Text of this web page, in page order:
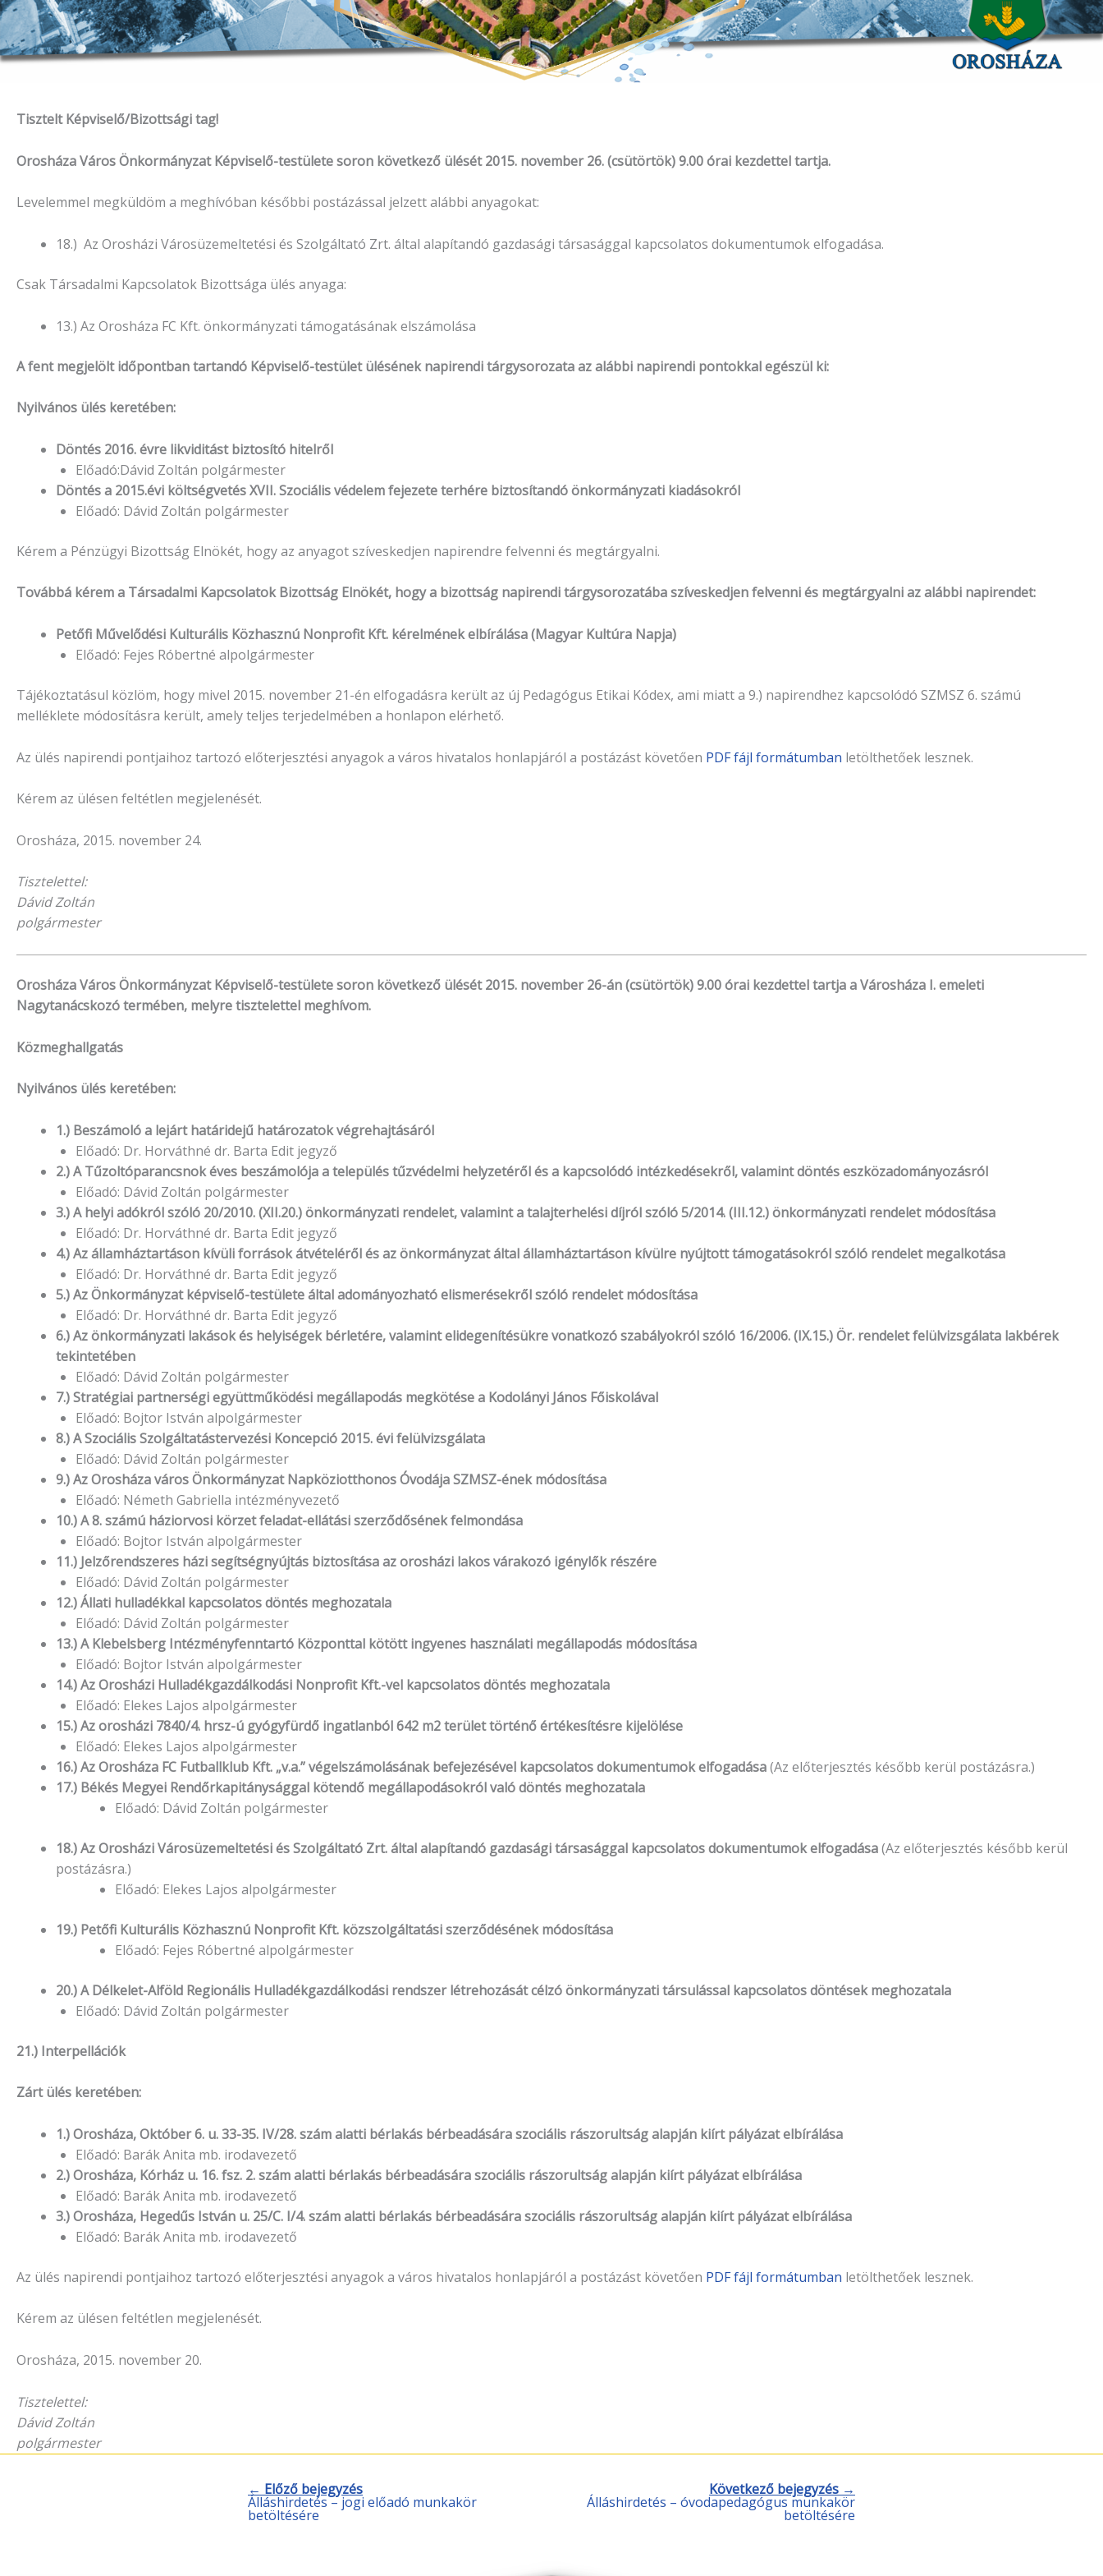
Tisztelt Képviselő/Bizottsági tag!
Orosháza Város Önkormányzat Képviselő-testülete soron következő ülését 2015. november 26. (csütörtök) 9.00 órai kezdettel tartja.
Levelemmel megküldöm a meghívóban későbbi postázással jelzett alábbi anyagokat:
18.) Az Orosházi Városüzemeltetési és Szolgáltató Zrt. által alapítandó gazdasági társasággal kapcsolatos dokumentumok elfogadása.
Csak Társadalmi Kapcsolatok Bizottsága ülés anyaga:
13.) Az Orosháza FC Kft. önkormányzati támogatásának elszámolása
A fent megjelölt időpontban tartandó Képviselő-testület ülésének napirendi tárgysorozata az alábbi napirendi pontokkal egészül ki:
Nyilvános ülés keretében:
Döntés 2016. évre likviditást biztosító hitelről
Előadó:Dávid Zoltán polgármester
Döntés a 2015.évi költségvetés XVII. Szociális védelem fejezete terhére biztosítandó önkormányzati kiadásokról
Előadó: Dávid Zoltán polgármester
Kérem a Pénzügyi Bizottság Elnökét, hogy az anyagot szíveskedjen napirendre felvenni és megtárgyalni.
Továbbá kérem a Társadalmi Kapcsolatok Bizottság Elnökét, hogy a bizottság napirendi tárgysorozatába szíveskedjen felvenni és megtárgyalni az alábbi napirendet:
Petőfi Művelődési Kulturális Közhasznú Nonprofit Kft. kérelmének elbírálása (Magyar Kultúra Napja)
Előadó: Fejes Róbertné alpolgármester
Tájékoztatásul közlöm, hogy mivel 2015. november 21-én elfogadásra került az új Pedagógus Etikai Kódex, ami miatt a 9.) napirendhez kapcsolódó SZMSZ 6. számú
melléklete módosításra került, amely teljes terjedelmében a honlapon elérhető.
Az ülés napirendi pontjaihoz tartozó előterjesztési anyagok a város hivatalos honlapjáról a postázást követően PDF fájl formátumban letölthetőek lesznek.
Kérem az ülésen feltétlen megjelenését.
Orosháza, 2015. november 24.
Tisztelettel:
Dávid Zoltán
polgármester
Orosháza Város Önkormányzat Képviselő-testülete soron következő ülését 2015. november 26-án (csütörtök) 9.00 órai kezdettel tartja a Városháza I. emeleti
Nagytanácskozó termében, melyre tisztelettel meghívom.
Közmeghallgatás
Nyilvános ülés keretében:
1.) Beszámoló a lejárt határidejű határozatok végrehajtásáról
Előadó: Dr. Horváthné dr. Barta Edit jegyző
2.) A Tűzoltóparancsnok éves beszámolója a település tűzvédelmi helyzetéről és a kapcsolódó intézkedésekről, valamint döntés eszközadományozásról
Előadó: Dávid Zoltán polgármester
3.) A helyi adókról szóló 20/2010. (XII.20.) önkormányzati rendelet, valamint a talajterhelési díjról szóló 5/2014. (III.12.) önkormányzati rendelet módosítása
Előadó: Dr. Horváthné dr. Barta Edit jegyző
4.) Az államháztartáson kívüli források átvételéről és az önkormányzat által államháztartáson kívülre nyújtott támogatásokról szóló rendelet megalkotása
Előadó: Dr. Horváthné dr. Barta Edit jegyző
5.) Az Önkormányzat képviselő-testülete által adományozható elismerésekről szóló rendelet módosítása
Előadó: Dr. Horváthné dr. Barta Edit jegyző
6.) Az önkormányzati lakások és helyiségek bérletére, valamint elidegenítésükre vonatkozó szabályokról szóló 16/2006. (IX.15.) Ör. rendelet felülvizsgálata lakbérek
tekintetében
Előadó: Dávid Zoltán polgármester
7.) Stratégiai partnerségi együttműködési megállapodás megkötése a Kodolányi János Főiskolával
Előadó: Bojtor István alpolgármester
8.) A Szociális Szolgáltatástervezési Koncepció 2015. évi felülvizsgálata
Előadó: Dávid Zoltán polgármester
9.) Az Orosháza város Önkormányzat Napköziotthonos Óvodája SZMSZ-ének módosítása
Előadó: Németh Gabriella intézményvezető
10.) A 8. számú háziorvosi körzet feladat-ellátási szerződősének felmondása
Előadó: Bojtor István alpolgármester
11.) Jelzőrendszeres házi segítségnyújtás biztosítása az orosházi lakos várakozó igénylők részére
Előadó: Dávid Zoltán polgármester
12.) Állati hulladékkal kapcsolatos döntés meghozatala
Előadó: Dávid Zoltán polgármester
13.) A Klebelsberg Intézményfenntartó Központtal kötött ingyenes használati megállapodás módosítása
Előadó: Bojtor István alpolgármester
14.) Az Orosházi Hulladékgazdálkodási Nonprofit Kft.-vel kapcsolatos döntés meghozatala
Előadó: Elekes Lajos alpolgármester
15.) Az orosházi 7840/4. hrsz-ú gyógyfürdő ingatlanból 642 m2 terület történő értékesítésre kijelölése
Előadó: Elekes Lajos alpolgármester
16.) Az Orosháza FC Futballklub Kft. „v.a.” végelszámolásának befejezésével kapcsolatos dokumentumok elfogadása(Az előterjesztés később kerül postázásra.)
17.) Békés Megyei Rendőrkapitánysággal kötendő megállapodásokról való döntés meghozatala
Előadó: Dávid Zoltán polgármester
18.) Az Orosházi Városüzemeltetési és Szolgáltató Zrt. által alapítandó gazdasági társasággal kapcsolatos dokumentumok elfogadása(Az előterjesztés később kerül
postázásra.)
Előadó: Elekes Lajos alpolgármester
19.) Petőfi Kulturális Közhasznú Nonprofit Kft. közszolgáltatási szerződésének módosítása
Előadó: Fejes Róbertné alpolgármester
20.) A Délkelet-Alföld Regionális Hulladékgazdálkodási rendszer létrehozását célzó önkormányzati társulással kapcsolatos döntések meghozatala
Előadó: Dávid Zoltán polgármester
21.) Interpellációk
Zárt ülés keretében:
1.) Orosháza, Október 6. u. 33-35. IV/28. szám alatti bérlakás bérbeadására szociális rászorultság alapján kiírt pályázat elbírálása
Előadó: Barák Anita mb. irodavezető
2.) Orosháza, Kórház u. 16. fsz. 2. szám alatti bérlakás bérbeadására szociális rászorultság alapján kiírt pályázat elbírálása
Előadó: Barák Anita mb. irodavezető
3.) Orosháza, Hegedűs István u. 25/C. I/4. szám alatti bérlakás bérbeadására szociális rászorultság alapján kiírt pályázat elbírálása
Előadó: Barák Anita mb. irodavezető
Az ülés napirendi pontjaihoz tartozó előterjesztési anyagok a város hivatalos honlapjáról a postázást követően PDF fájl formátumban letölthetőek lesznek.
Kérem az ülésen feltétlen megjelenését.
Orosháza, 2015. november 20.
Tisztelettel:
Dávid Zoltán
polgármester
← Előző bejegyzés
Álláshirdetés – jogi előadó munkakör
betöltésére
Következő bejegyzés →
Álláshirdetés – óvodapedagógus munkakör
betöltésére